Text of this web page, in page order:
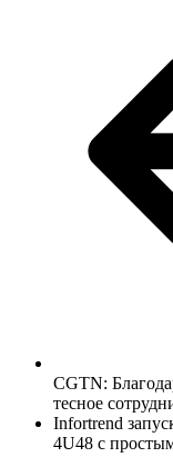
CGTN:
тесное
Infortrend
4U48 с